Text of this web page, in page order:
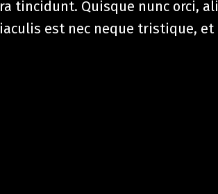
tincidunt. Quisque nunc orci,
est nec neque tristique, et